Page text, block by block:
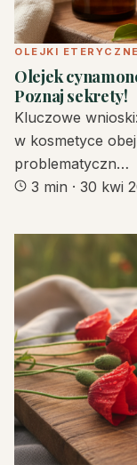
OLEJKI ETERYCZNE
Olejek
Poznaj sekrety!
Kluczowe
w kosmetyce
problematyczn…
3 min · 30 kwi